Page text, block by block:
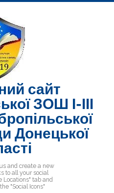
сайт
ЗОШ І-ІІІ
Донецької
and create a new
to all your social
Locations" tab and
"Social Icons"